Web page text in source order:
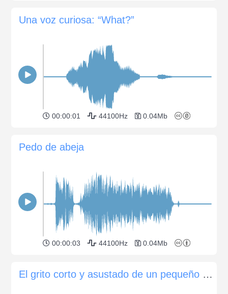
Una voz curiosa: “What?”
00:00:01 44100Hz 0.04Mb
Pedo de abeja
00:00:03 44100Hz 0.04Mb
El grito corto y asustado de un pequeño grupo